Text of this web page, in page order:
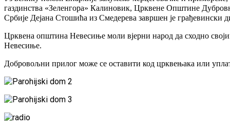
газдинства «Зеленгора» Калиновик, Црквене Општине
Србије Дејана Стошића из Смедерева завршен је грађевински
Црквена општина Невесиње моли вјерни народ да сходно
Невесиње.
Добровољни прилог може се оставити код црквењака или